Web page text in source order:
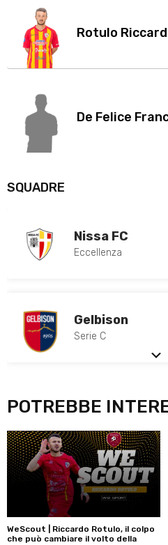
Rotulo
De Felice
SQUADRE
Nissa FC
Eccellenza
Gelbison
Serie C
POTREBBE
WeScout | Riccardo Rotulo, il colpo
che può cambiare il volto della